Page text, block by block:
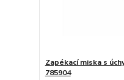
Zapékací miska s
785904